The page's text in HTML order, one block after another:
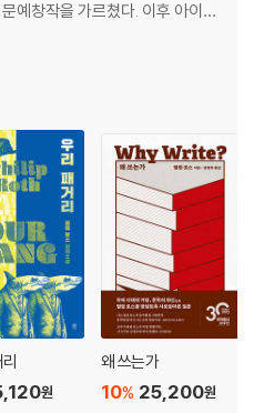
예창작을 가르쳤다. 이후 아이오
에서 지속적으로 학생들을 가르
후 1
원
왜 쓰는가
25,200원
10%